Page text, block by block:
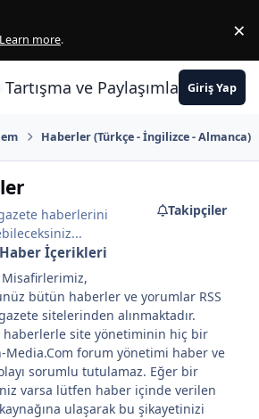
Learn more. ×
Tartışma ve PaylaşımlarınGiriş Yap
Haberler (Türkçe - İngilizce - Almanca)
haberlerini
Takipçiler
İçerikleri
bütün haberler ve yorumlar RSS
sitelerinden alınmaktadır.
haberlerle site yönetiminin hiç bir
Media.Com forum yönetimi haber ve
sorumlu tutulamaz. Eğer bir
varsa lütfen haber içinde verilen
ulaşarak bu şikayetinizi